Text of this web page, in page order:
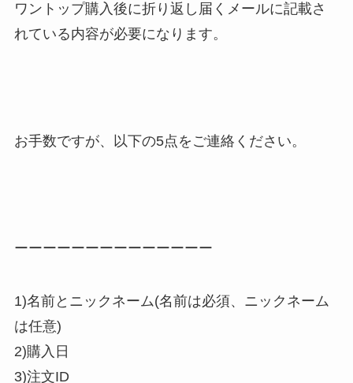
ワントップ購入後に折り返し届くメールに記載さ
れている内容が必要になります。
お手数ですが、以下の5点をご連絡ください。
ーーーーーーーーーーーーーー
1)名前とニックネーム(名前は必須、ニックネーム
は任意)
2)購入日
3)注文ID